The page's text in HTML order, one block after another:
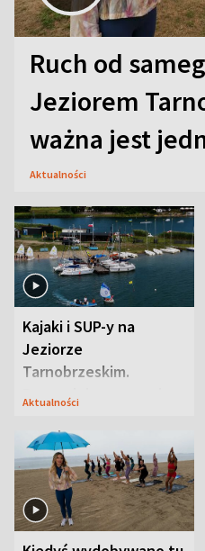
Ruch od
Jeziorem
ważna jest
Aktualności
Kajaki i SUP-y na
Jeziorze
Tarnobrzeskim.
Przyrodnicy zwracają
Aktualności